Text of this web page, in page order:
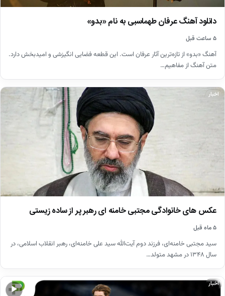
دانلود آهنگ عرفان طهماسبی به نام «بدو»
۵ ساعت قبل
آهنگ «بدو» از تازه‌ترین آثار عرفان است. این قطعه فضایی انگیزشی و امیدبخش دارد.
متن آهنگ از مفاهیم…
اخبار
عکس های خانوادگی مجتبی خامنه ای رهبر پر از ساده زیستی
۵ ماه قبل
سید مجتبی خامنه‌ای، فرزند دوم آیت‌الله سید علی خامنه‌ای، رهبر انقلاب اسلامی، در
سال ۱۳۴۸ در مشهد متولد…
▶
اخبار